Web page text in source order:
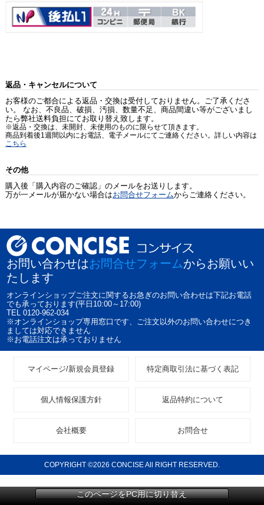
返品・キャンセルについて
お客様のご都合による返品・交換は受付しておりません。ご了承くださ
い。 なお、不良品、破損、汚損、数量不足、商品間違い等がございまし
たら弊社送料負担にてお取り替え致します。
※返品・交換は、未開封、未使用のものに限らせて頂きます。
商品到着後1週間以内にお電話、電子メールにてご連絡ください。詳しい内容は
こちら
その他
購入後「購入内容のご確認」のメールをお送りします。
万が一メールが届かない場合はお問合せフォームからご連絡ください。
お問い合わせはお問合せフォームからお願いい
たします
オンラインショップご注文に関するお急ぎのお問い合わせは下記お電話
でも承っております(平日10:00～17:00)
TEL 0120-962-034
※オンラインショップ専用窓口です、ご注文以外のお問い合わせにつき
ましては対応できません
※お電話注文は承っておりません
マイページ/新規会員登録 特定商取引法に基づく表記
個人情報保護方針 返品特約について
会社概要 お問合せ
COPYRIGHT ©2026 CONCISE All RIGHT RESERVED.
このページをPC用に切り替え